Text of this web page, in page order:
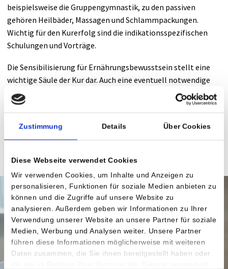
Zustimmung Details Über Cookies
Diese Webseite verwendet Cookies
Wir verwenden Cookies, um Inhalte und Anzeigen zu
personalisieren, Funktionen für soziale Medien anbieten zu
können und die Zugriffe auf unsere Website zu
analysieren. Außerdem geben wir Informationen zu Ihrer
Verwendung unserer Website an unsere Partner für soziale
Medien, Werbung und Analysen weiter. Unsere Partner
führen diese Informationen möglicherweise mit weiteren
Daten zusammen, die Sie ihnen bereitgestellt haben oder
beispielsweise die Gruppengymnastik, zu den passiven
gehören Heilbäder, Massagen und Schlammpackungen.
Wichtig für den Kurerfolg sind die indikationsspezifischen
Schulungen und Vorträge.
Die Sensibilisierung für Ernährungsbewusstsein stellt eine
wichtige Säule der Kur dar. Auch eine eventuell notwendige
Diät wird bei dieser Erstuntersuchung festgelegt und
besprochen.